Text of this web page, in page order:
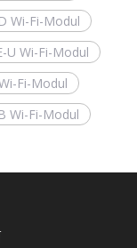
Wi-Fi-Modul
U Wi-Fi-Modul
Fi-Modul
Wi-Fi-Modul